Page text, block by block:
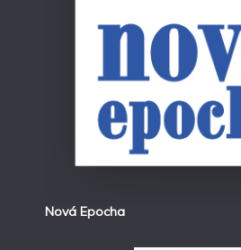
Nová Epocha